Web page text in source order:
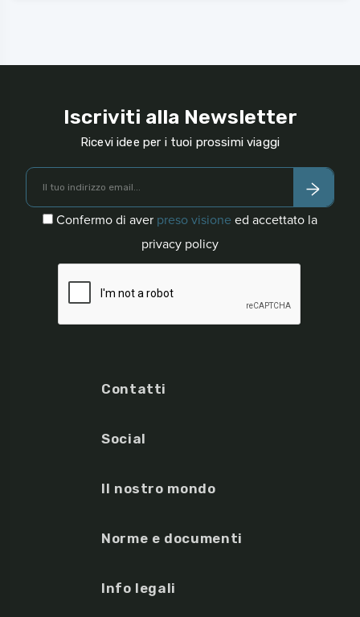
Iscriviti alla Newsletter
Ricevi idee per i tuoi prossimi viaggi
Confermo di aver preso visione ed accettato la
privacy policy
Contatti
Social
Il nostro mondo
Norme e documenti
Info legali